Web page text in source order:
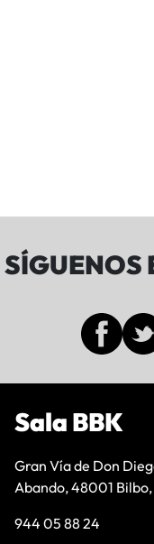
SÍGUENOS
Sala BBK
Gran Vía de Don
Abando, 48001
944 05 88 24